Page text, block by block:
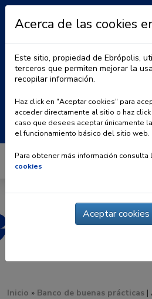
BLOG |
Inicio » Banco de buenas prácticas |
Acerca de las cookies
Este sitio, propiedad de Ebrópolis,
terceros que permiten mejorar la
recopilar información.
Haz click en "Aceptar cookies" para
acceder directamente al sitio o haz
caso que desees aceptar únicamente
el funcionamiento básico del sitio web.
Para obtener más información consulta
cookies
Aceptar cookies